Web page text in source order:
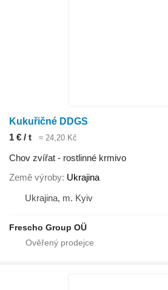
Kukuřičné DDGS
1 € / t
≈ 24,20 Kč
Chov zvířat - rostlinné krmivo
Země výroby Ukrajina
Ukrajina, m. Kyiv
Frescho Group OÜ